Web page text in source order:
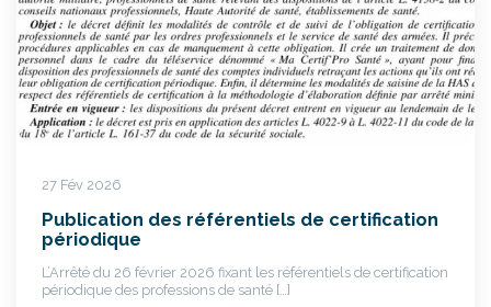
27 Fév 2026
Publication des référentiels de certification
périodique
L’Arrêté du 26 février 2026 fixant les référentiels de certification
périodique des professions de santé […]